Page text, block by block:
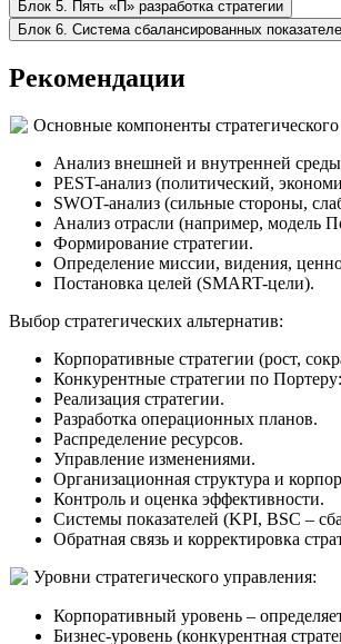
Блок 5. Пять «П» разработка стратегии
Блок 6. Система сбалансированных
Рекомендации
Основные компоненты
Анализ внешней и внутренней
PEST-анализ (политический,
SWOT-анализ (сильные стороны,
Анализ отрасли (например, модель
Формирование стратегии.
Определение миссии, видения,
Постановка целей (SMART-цели).
Выбор стратегических альтернатив:
Корпоративные стратегии (рост,
Конкурентные стратегии по
Реализация стратегии.
Разработка операционных планов.
Распределение ресурсов.
Управление изменениями.
Организационная структура и
Контроль и оценка эффективности.
Системы показателей (KPI, BSC –
Обратная связь и корректировка
Уровни стратегического управления:
Корпоративный уровень –
Бизнес-уровень (конкурентная